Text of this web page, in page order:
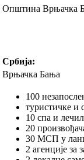
Општина Врњачка
Србија:
Врњачка Бања
100
туристичке и
10 спа и
20
30 МСП у
2 агенције